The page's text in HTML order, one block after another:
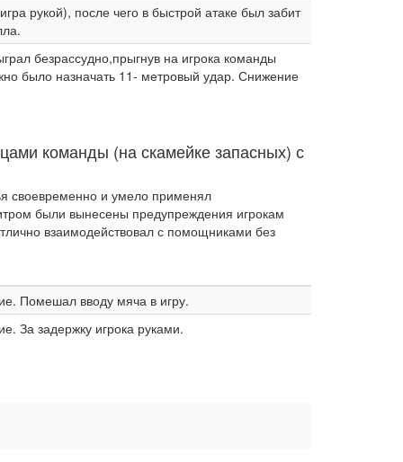
рукой), после чего в быстрой атаке был забит
безрассудно,прыгнув на игрока команды
было назначать 11- метровый удар. Снижение
команды (на скамейке запасных) с
своевременно и умело применял
были вынесены предупреждения игрокам
взаимодействовал с помощниками без
Помешал вводу мяча в игру.
За задержку игрока руками.